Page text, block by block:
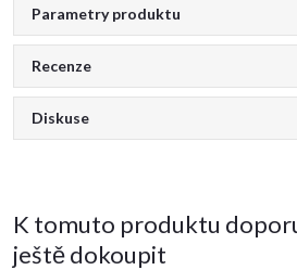
Parametry produktu
Recenze
Diskuse
K tomuto produktu
ještě dokoupit